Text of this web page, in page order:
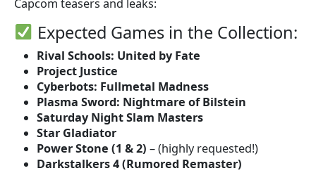
Capcom teasers and leaks:
Expected Games in the Collection:
Rival Schools: United by Fate
Project Justice
Cyberbots: Fullmetal Madness
Plasma Sword: Nightmare of Bilstein
Saturday Night Slam Masters
Star Gladiator
Power Stone (1 & 2) – (highly requested!)
Darkstalkers 4 (Rumored Remaster)